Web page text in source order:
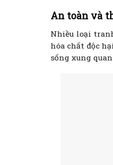
An toàn và
Nhiều loại
hóa chất độc
sống xung